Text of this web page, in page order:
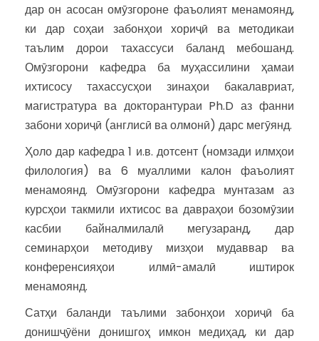
дар он асосан омӯзгороне фаъолият менамоянд,
ки дар соҳаи забонҳои хориҷӣ ва методикаи
таълим дорои тахассуси баланд мебошанд.
Омӯзгорони кафедра ба муҳассилини ҳамаи
ихтисосу тахассусҳои зинаҳои бакалавриат,
магистратура ва докторантураи Ph.D аз фанни
забони хориҷӣ (англисӣ ва олмонӣ) дарс мегӯянд.
Ҳоло дар кафедра 1 и.в. дотсент (номзади илмҳои
филология) ва 6 муаллими калон фаъолият
менамоянд. Омӯзгорони кафедра мунтазам аз
курсҳои такмили ихтисос ва давраҳои бозомӯзии
касбии байналмилалӣ мегузаранд, дар
семинарҳои методиву мизҳои мудаввар ва
конференсияҳои илмӣ-амалӣ иштирок
менамоянд.
Сатҳи баланди таълими забонҳои хориҷӣ ба
донишҷӯёни донишгоҳ имкон медиҳад, ки дар